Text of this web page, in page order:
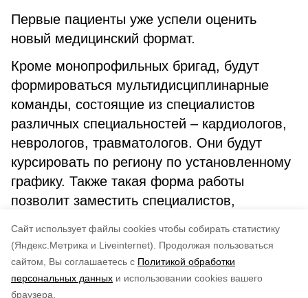
Cайт использует файлы cookies чтобы собирать статистику
(Яндекс.Метрика и Liveinternet).
Продолжая пользоваться
сайтом, Вы соглашаетесь с Политикой обработки
персональных данных и использовании cookies вашего
браузера.
Первые пациенты уже успели оценить
новый медицинский формат.
Кроме монопрофильных бригад, будут
формироваться мультидисциплинарные
команды, состоящие из специалистов
различных специальностей – кардиологов,
неврологов, травматологов. Они будут
курсировать по региону по установленному
графику. Также такая форма работы
позволит заместить специалистов,
отпуска или болезни.
по оценке